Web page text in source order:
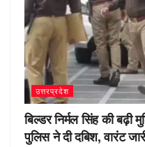
उत्तरप्रदेश
बिल्डर निर्मल सिंह की बढ़ी
पुलिस ने दी दबिश, वारंट